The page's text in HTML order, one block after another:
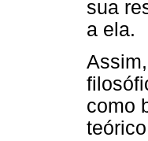
sua
a ela.
como